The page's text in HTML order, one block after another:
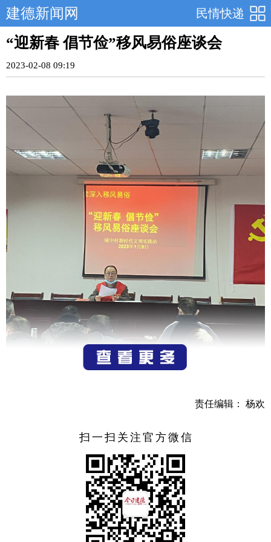
民情快递
建德新闻网
“迎新春 倡节俭”移风易俗座谈会
2023-02-08 09:19
1月9日，由建德市委宣传部主办，寿昌镇人民政府承办
的“迎新春，倡节俭”座谈会活动在寿昌镇城中村村文化礼堂
责任编辑： 杨欢
扫一扫关注官方微信